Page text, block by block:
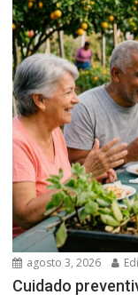
agosto 3, 2026
Cuidado